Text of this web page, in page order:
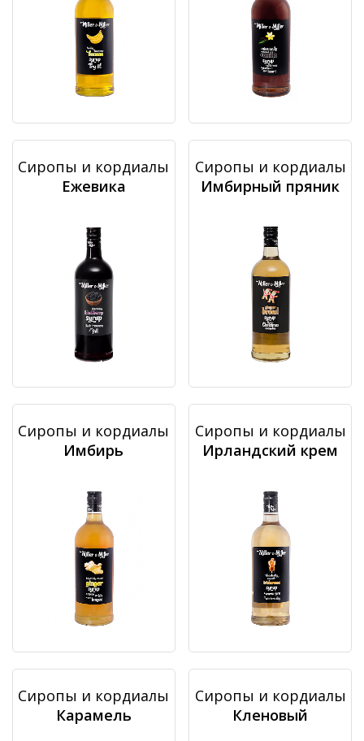
Сиропы и кордиалы
Ежевика
Сиропы и кордиалы
Имбирный пряник
Сиропы и кордиалы
Имбирь
Сиропы и кордиалы
Ирландский крем
Сиропы и кордиалы
Карамель
Сиропы и кордиалы
Кленовый